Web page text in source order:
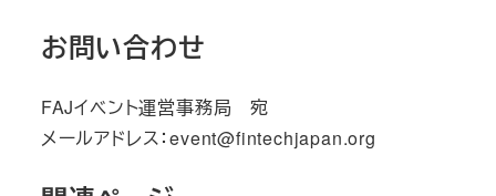
お問い合わせ
FAJイベント運営事務局 宛
メールアドレス：event@fintechjapan.org